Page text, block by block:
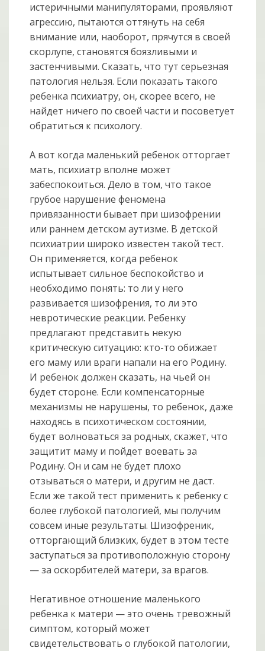
истеричными манипуляторами, проявляют
агрессию, пытаются оттянуть на себя
внимание или, наоборот, прячутся в своей
скорлупе, становятся боязливыми и
застенчивыми. Сказать, что тут серьезная
патология нельзя. Если показать такого
ребенка психиатру, он, скорее всего, не
найдет ничего по своей части и посоветует
обратиться к психологу.
А вот когда маленький ребенок отторгает
мать, психиатр вполне может
забеспокоиться. Дело в том, что такое
грубое нарушение феномена
привязанности бывает при шизофрении
или раннем детском аутизме. В детской
психиатрии широко известен такой тест.
Он применяется, когда ребенок
испытывает сильное беспокойство и
необходимо понять: то ли у него
развивается шизофрения, то ли это
невротические реакции. Ребенку
предлагают представить некую
критическую ситуацию: кто-то обижает
его маму или враги напали на его Родину.
И ребенок должен сказать, на чьей он
будет стороне. Если компенсаторные
механизмы не нарушены, то ребенок, даже
находясь в психотическом состоянии,
будет волноваться за родных, скажет, что
защитит маму и пойдет воевать за
Родину. Он и сам не будет плохо
отзываться о матери, и другим не даст.
Если же такой тест применить к ребенку с
более глубокой патологией, мы получим
совсем иные результаты. Шизофреник,
отторгающий близких, будет в этом тесте
заступаться за противоположную сторону
— за оскорбителей матери, за врагов.
Негативное отношение маленького
ребенка к матери — это очень тревожный
симптом, который может
свидетельствовать о глубокой патологии,